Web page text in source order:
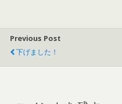
Previous Post
下げました！